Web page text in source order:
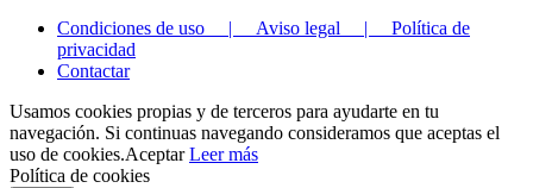
Condiciones de uso | Aviso legal | Política de
privacidad
Contactar
Usamos cookies propias y de terceros para ayudarte en tu
navegación. Si continuas navegando consideramos que aceptas el
uso de cookies.Aceptar Leer más
Política de cookies